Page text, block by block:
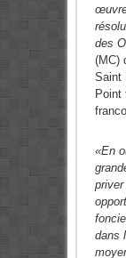
des
(MC)
Saint
Point
«En
dans